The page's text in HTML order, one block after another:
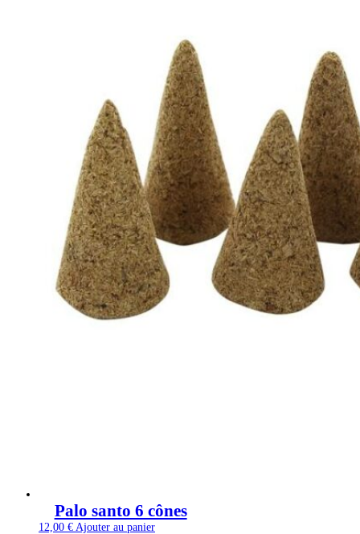
Palo santo 6 cônes
12,00 € Ajouter au panier